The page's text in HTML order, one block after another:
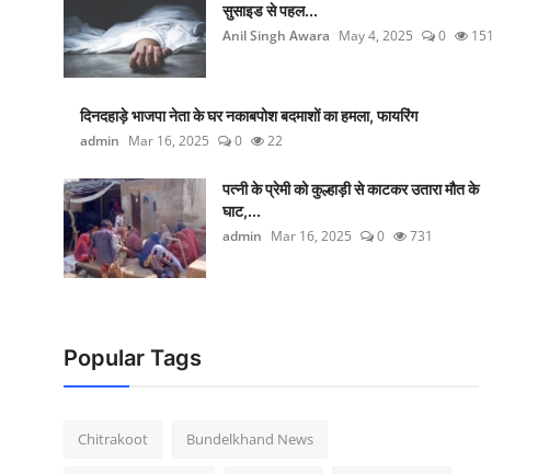
सुसाइड से पहल...
Anil Singh Awara May 4, 2025 0 151
दिनदहाड़े भाजपा नेता के घर नकाबपोश बदमाशों का हमला, फायरिंग
admin Mar 16, 2025 0 22
पत्नी के प्रेमी को कुल्हाड़ी से काटकर उतारा मौत के
घाट,...
admin Mar 16, 2025 0 731
Popular Tags
Chitrakoot Bundelkhand News